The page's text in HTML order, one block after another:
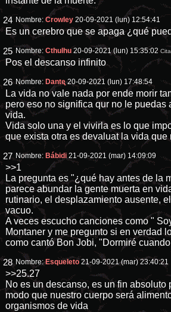
24 Nombre:Crowley 20-09-2021 (lun) 12:54:41
Es un cerebro que se apaga ¿qué
25 Nombre:Cthulhu 20-09-2021 (lun) 15:35:02
Pos el descanso infinito
26 Nombre: Dantᶒ 20-09-2021 (lun) 17:48:54
La vida no vale nada por ende morir
pero eso no significa qur no le puedas
vida.
Vida solo una y el vivirla es lo que
que exista otra es devaluat la vida que
27 Nombre: Bábidi 21-09-2021 (mar) 14:09:09
>>1
La pregunta es "¿qué hay antes de la
parece abundar la gente muerta en
rutinario, el desplazamiento ausente,
vacuo.
A veces escucho canciones como "
Montaner y me pregunto si en verdad
como cantó Bon Jobi, "Dormiré
28 Nombre:Esqueleto 21-09-2021 (mar) 23:40:21
>>25.27
No es un descanso, es un fin absoluto
modo que nuestro cuerpo será
organismos de vida